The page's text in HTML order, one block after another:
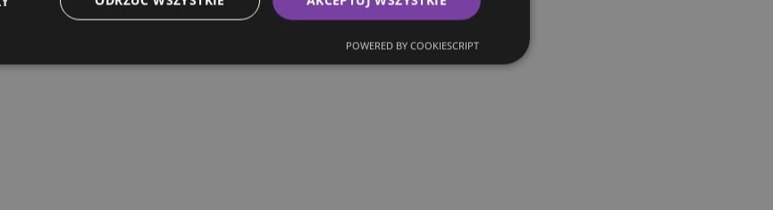
POWERED BY COOKIESCRIPT